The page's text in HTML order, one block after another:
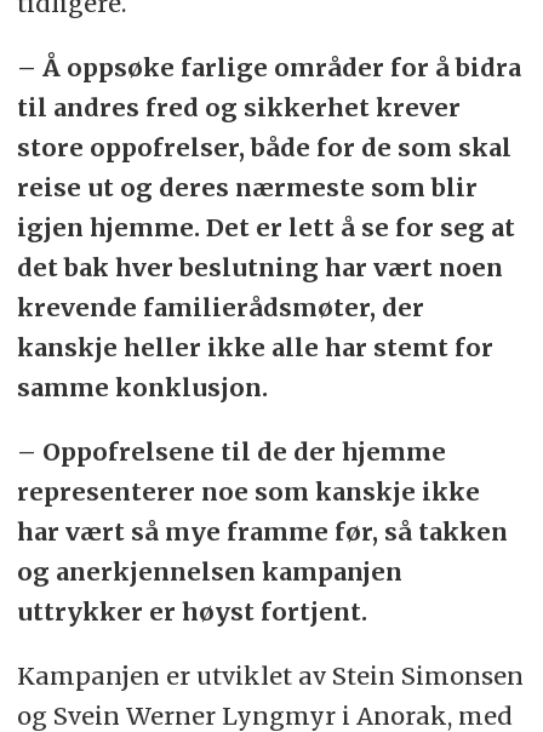
– Å oppsøke farlige områder for å bidra
til andres fred og sikkerhet krever
store oppofrelser, både for de som skal
reise ut og deres nærmeste som blir
igjen hjemme. Det er lett å se for seg at
det bak hver beslutning har vært noen
krevende familierådsmøter, der
kanskje heller ikke alle har stemt for
samme konklusjon.
– Oppofrelsene til de der hjemme
representerer noe som kanskje ikke
har vært så mye framme før, så takken
og anerkjennelsen kampanjen
uttrykker er høyst fortjent.
Kampanjen er utviklet av Stein Simonsen
og Svein Werner Lyngmyr i Anorak, med